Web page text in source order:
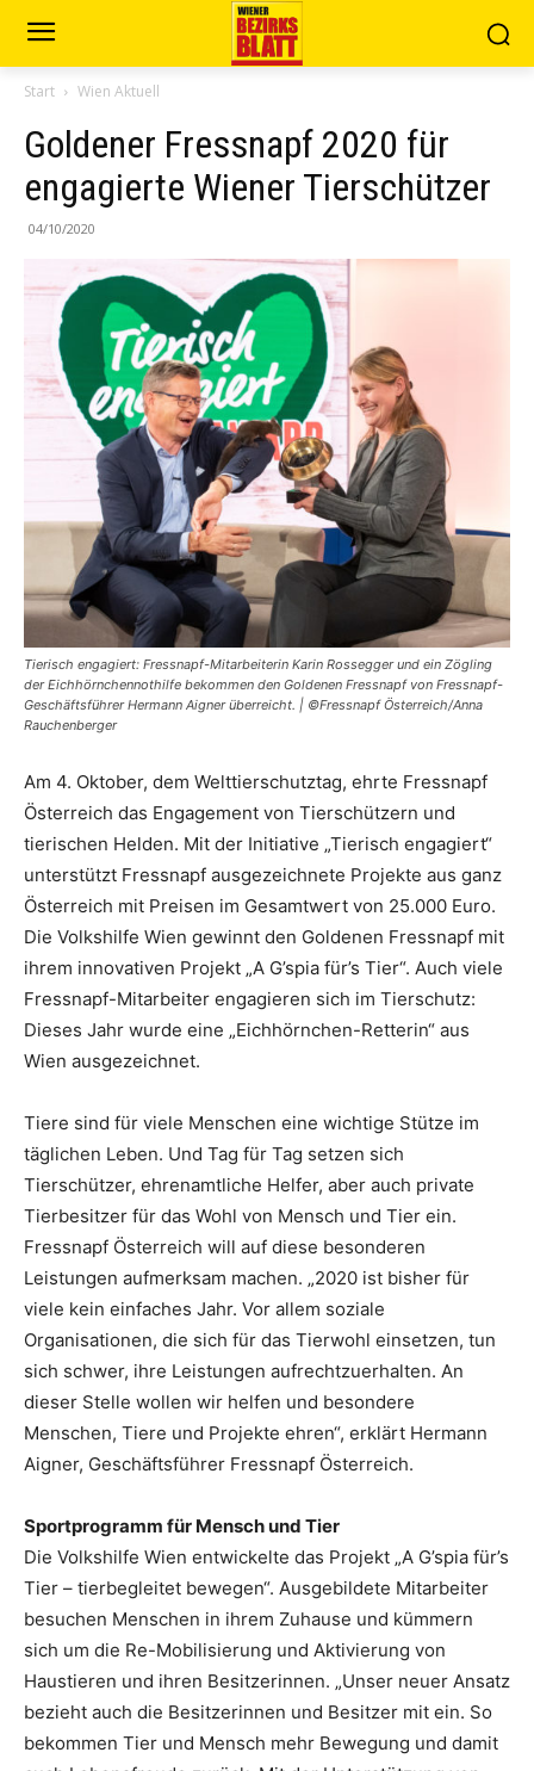
Start Wien Aktuell
Goldener Fressnapf 2020 für
engagierte Wiener Tierschützer
04/10/2020
Tierisch engagiert: Fressnapf-Mitarbeiterin Karin Rossegger und ein Zögling
der Eichhörnchennothilfe bekommen den Goldenen Fressnapf von Fressnapf-
Geschäftsführer Hermann Aigner überreicht. | ©Fressnapf Österreich/Anna
Rauchenberger
Am 4. Oktober, dem Welttierschutztag, ehrte Fressnapf
Österreich das Engagement von Tierschützern und
tierischen Helden. Mit der Initiative „Tierisch engagiert“
unterstützt Fressnapf ausgezeichnete Projekte aus ganz
Österreich mit Preisen im Gesamtwert von 25.000 Euro.
Die Volkshilfe Wien gewinnt den Goldenen Fressnapf mit
ihrem innovativen Projekt „A G’spia für’s Tier“. Auch viele
Fressnapf-Mitarbeiter engagieren sich im Tierschutz:
Dieses Jahr wurde eine „Eichhörnchen-Retterin“ aus
Wien ausgezeichnet.
Tiere sind für viele Menschen eine wichtige Stütze im
täglichen Leben. Und Tag für Tag setzen sich
Tierschützer, ehrenamtliche Helfer, aber auch private
Tierbesitzer für das Wohl von Mensch und Tier ein.
Fressnapf Österreich will auf diese besonderen
Leistungen aufmerksam machen. „2020 ist bisher für
viele kein einfaches Jahr. Vor allem soziale
Organisationen, die sich für das Tierwohl einsetzen, tun
sich schwer, ihre Leistungen aufrechtzuerhalten. An
dieser Stelle wollen wir helfen und besondere
Menschen, Tiere und Projekte ehren“, erklärt Hermann
Aigner, Geschäftsführer Fressnapf Österreich.
Sportprogramm für Mensch und Tier
Die Volkshilfe Wien entwickelte das Projekt „A G’spia für’s
Tier – tierbegleitet bewegen“. Ausgebildete Mitarbeiter
besuchen Menschen in ihrem Zuhause und kümmern
sich um die Re-Mobilisierung und Aktivierung von
Haustieren und ihren Besitzerinnen. „Unser neuer Ansatz
bezieht auch die Besitzerinnen und Besitzer mit ein. So
bekommen Tier und Mensch mehr Bewegung und damit